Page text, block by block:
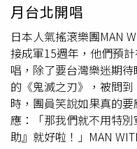
去。最後，梁軒安自稱「
們、男人們，我可以以
己的太太。或許你曾經
沒有被發現都好，好好
特別的季節，好好跟她表
樣。好好反省，好好認
何人。」並大聲向妻子
祝妳情人節快樂。」
月台北開唱
日本人氣搖滾樂團MAN
接成軍15週年，他們預
唱，除了要台灣樂迷期
的《鬼滅之刃》，被問到
時，團員笑說如果真的
應：「那我們就不用特
助』就好啦！」MAN